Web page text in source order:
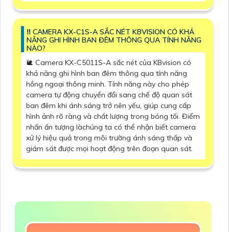
‼️ CAMERA KX-C1S-A SẮC NÉT KBVISION CÓ KHẢ
NĂNG GHI HÌNH BAN ĐÊM THÔNG QUA TÍNH NĂNG
NÀO?
🐌 Camera KX-C5011S-A sắc nét của KBvision có
khả năng ghi hình ban đêm thông qua tính năng
hồng ngoại thông minh. Tính năng này cho phép
camera tự động chuyển đổi sang chế độ quan sát
ban đêm khi ánh sáng trở nên yếu, giúp cung cấp
hình ảnh rõ ràng và chất lượng trong bóng tối. Điểm
nhấn ấn tượng làchúng ta có thể nhận biết camera
xử lý hiệu quả trong môi trường ánh sáng thấp và
giám sát được mọi hoạt động trên đoạn quan sát.